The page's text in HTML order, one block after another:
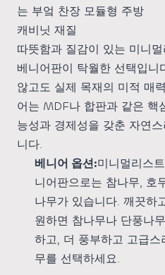
는 부엌 찬장 모듈형 주방
캐비닛 재질
따뜻함과 질감이 있는 미니
베니어판이 탁월한 선택입니
않고도 실제 목재의 미적 매
어는 MDF나 합판과 같은 핵
능성과 경제성을 갖춘 자연
니다.
베니어 옵션:미니멀리스
니어판으로는 참나무, 호
나무가 있습니다. 깨끗하
원하면 참나무나 단풍나
하고, 더 풍부하고 고급
무를 선택하세요.